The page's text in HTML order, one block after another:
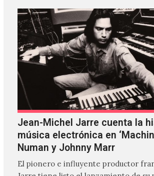
Jean-Michel Jarre cuenta la
música electrónica en
Numan y Johnny Marr
El pionero e influyente productor